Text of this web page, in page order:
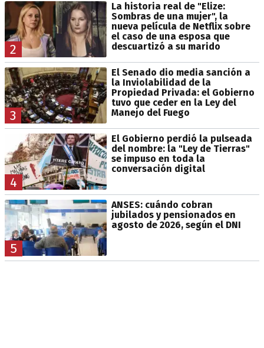
2
La historia real de "Elize:
Sombras de una mujer", la
nueva película de Netflix sobre
el caso de una esposa que
descuartizó a su marido
3
El Senado dio media sanción a
la Inviolabilidad de la
Propiedad Privada: el Gobierno
tuvo que ceder en la Ley del
Manejo del Fuego
4
El Gobierno perdió la pulseada
del nombre: la "Ley de Tierras"
se impuso en toda la
conversación digital
5
ANSES: cuándo cobran
jubilados y pensionados en
agosto de 2026, según el DNI